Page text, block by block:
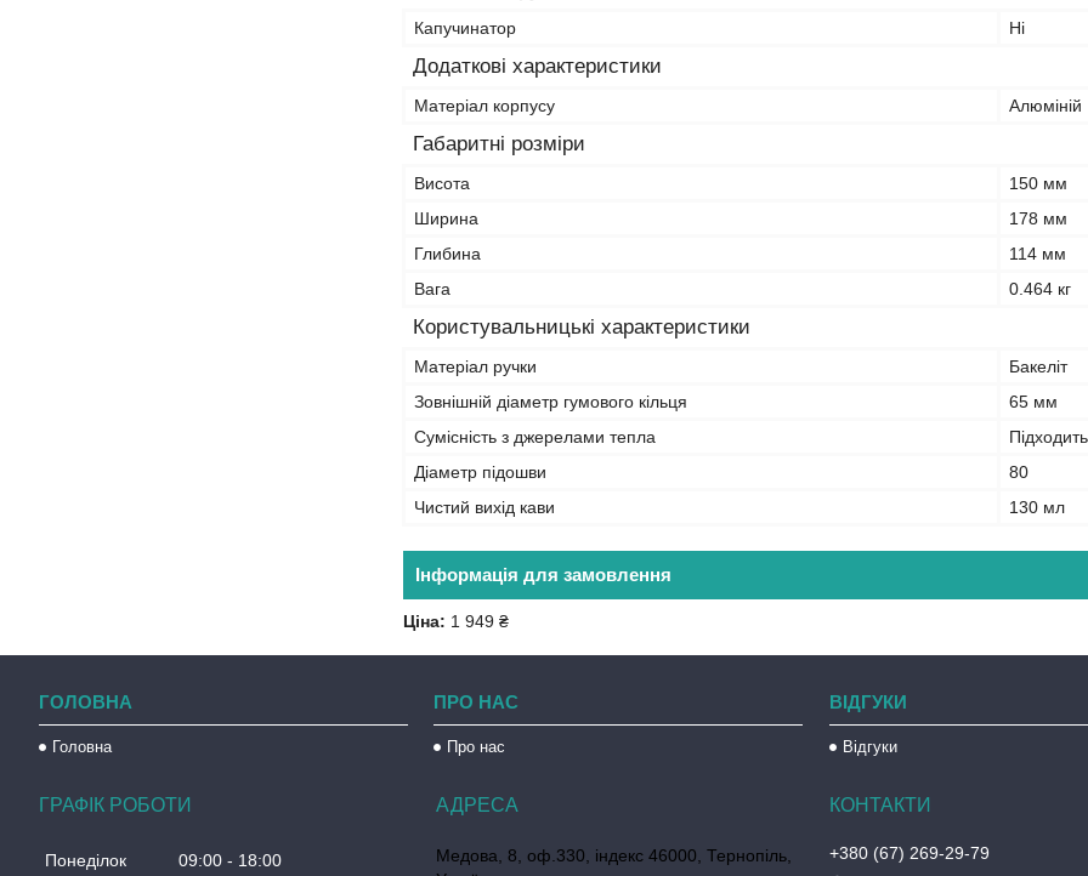
Капучинатор Ні
Додаткові характеристики
Матеріал корпусу Алюміній
Габаритні розміри
Висота
150 мм
Ширина
178 мм
Глибина
114 мм
Вага
0.464 кг
Користувальницькі характеристики
Матеріал ручки
Бакеліт
Зовнішній діаметр гумового кільця
65 мм
Сумісність з джерелами тепла
Діаметр підошви
80
Чистий вихід кави
130 мл
Інформація для замовлення
Ціна: 1 949 ₴
ГОЛОВНА
Головна
ПРО НАС
Про нас
ВІДГУКИ
Відгуки
ГРАФІК РОБОТИ
Понеділок 09:00 18:00
Медова, 8, оф.330, індекс 46000, Тернопіль,
+380 (67) 269-29-79